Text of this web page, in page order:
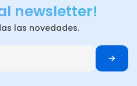
newsletter!
las novedades.